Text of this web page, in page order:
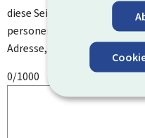
diese Seite zu verbessern.
personenbezogenen Daten
Adresse, Ihren Namen oder
0/1000